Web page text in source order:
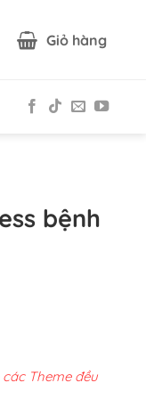
Giỏ hàng
bệnh
Theme đều